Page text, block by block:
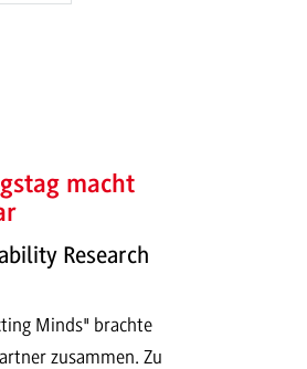
macht
Research
Minds" brachte
zusammen. Zu